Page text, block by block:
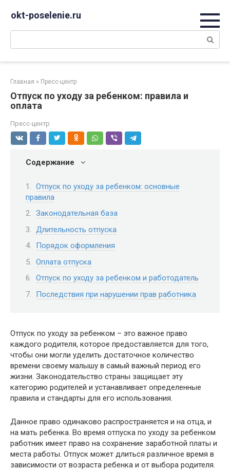
okt-poselenie.ru
Поиск:
Главная » Пресс-центр
Отпуск по уходу за ребенком: правила и
оплата
Пресс-центр
Содержание
Отпуск по уходу за ребенком: основные
правила
Законодательная база
Длительность отпуска
Порядок оформления
Оплата отпуска
Отпуск по уходу за ребенком и работодатель
Последствия при нарушении прав работника
Отпуск по уходу за ребенком – это важное право
каждого родителя, которое предоставляется для того,
чтобы они могли уделить достаточное количество
времени своему малышу в самый важный период его
жизни. Законодательство страны защищает эту
категорию родителей и устанавливает определенные
правила и стандарты для его использования.
Данное право одинаково распространяется и на отца, и
на мать ребенка. Во время отпуска по уходу за ребенком
работник имеет право на сохранение заработной платы и
места работы. Отпуск может длиться различное время в
зависимости от возраста ребенка и от выбора родителя.